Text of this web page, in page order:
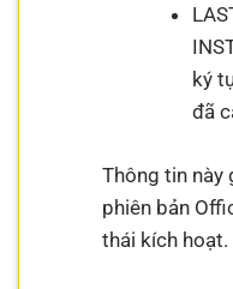
ký
đã
Thông tin này
phiên bản
thái kích hoạt.